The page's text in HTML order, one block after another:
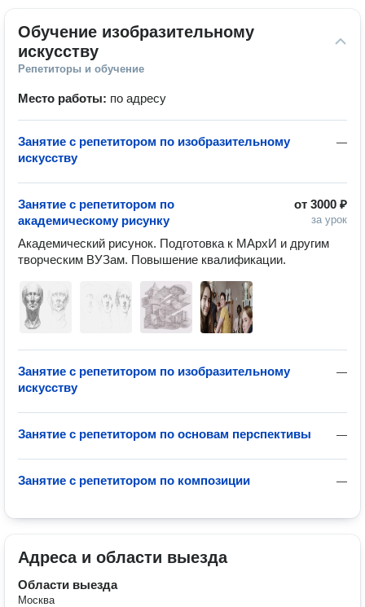
Обучение изобразительному
искусству
Репетиторы и обучение
Место работы: по адресу
—
Занятие с репетитором по изобразительному
искусству
от 3000 ₽
за урок
Занятие с репетитором по
академическому рисунку
Академический рисунок. Подготовка к МАрхИ и другим
творческим ВУЗам. Повышение квалификации.
—
Занятие с репетитором по изобразительному
искусству
—
Занятие с репетитором по основам перспективы
—
Занятие с репетитором по композиции
Адреса и области выезда
Области выезда
Москва